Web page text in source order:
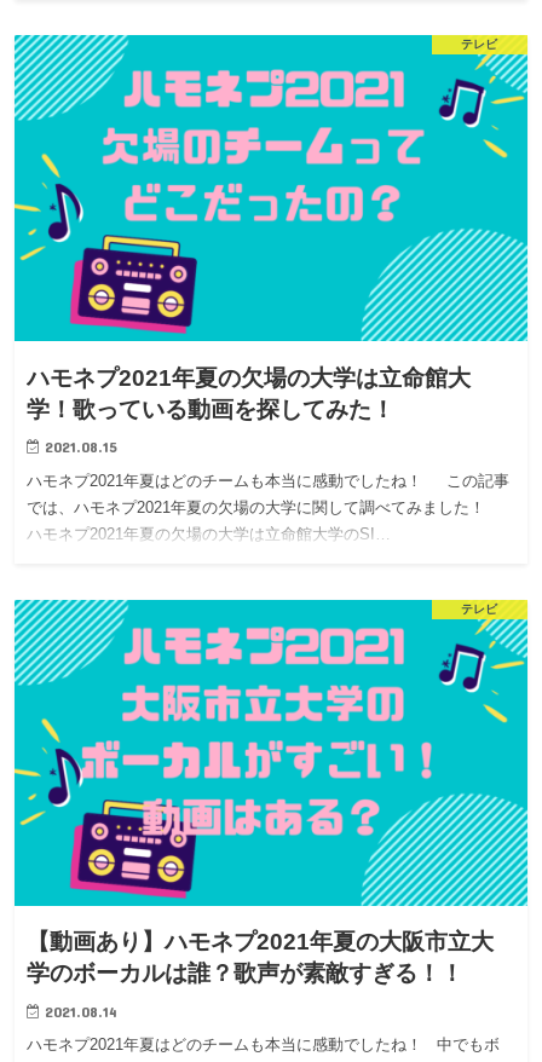
テレビ
ハモネプ2021年夏の欠場の大学は立命館大
学！歌っている動画を探してみた！
2021.08.15
ハモネプ2021年夏はどのチームも本当に感動でしたね！ この記事
では、ハモネプ2021年夏の欠場の大学に関して調べてみました！
ハモネプ2021年夏の欠場の大学は立命館大学のSI…
テレビ
【動画あり】ハモネプ2021年夏の大阪市立大
学のボーカルは誰？歌声が素敵すぎる！！
2021.08.14
ハモネプ2021年夏はどのチームも本当に感動でしたね！ 中でもボ